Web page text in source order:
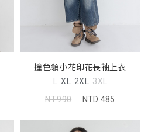
撞色領小花印花長袖上衣
L XL 2XL 3XL
NT.990
NTD.485